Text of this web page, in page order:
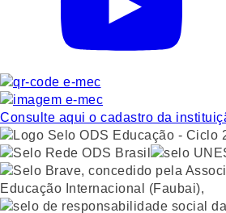
Consulte aqui o cadastro da